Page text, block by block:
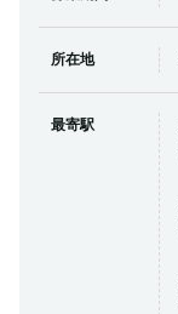
所在地
最寄駅